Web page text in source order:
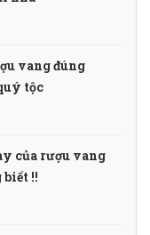
vang đúng
tộc
của rượu vang
!!